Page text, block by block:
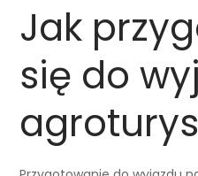
Jak
się do